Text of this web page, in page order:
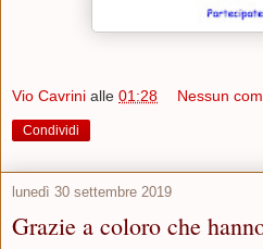
Vio Cavrini alle 01:28 Nessun
Condividi
lunedì 30 settembre 2019
Grazie a coloro che